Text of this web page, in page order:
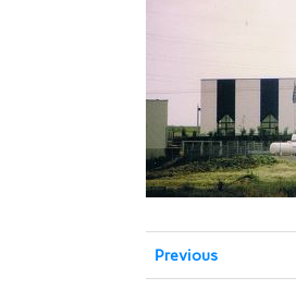
Previous